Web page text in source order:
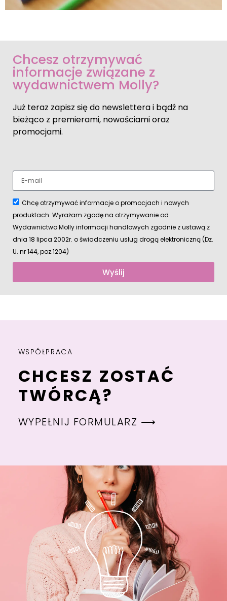
Chcesz otrzymywać
informacje związane z
wydawnictwem Molly?
Już teraz zapisz się do newslettera i bądź na
bieżąco z premierami, nowościami oraz
promocjami.
Chcę otrzymywać informacje o promocjach i nowych
produktach. Wyrażam zgodę na otrzymywanie od
Wydawnictwo Molly informacji handlowych zgodnie z ustawą z
dnia 18 lipca 2002r. o świadczeniu usług drogą elektroniczną (Dz.
U. nr 144, poz.1204)
Wyślij
WSPÓŁPRACA
CHCESZ ZOSTAĆ
TWÓRCĄ?
WYPEŁNIJ FORMULARZ ⟶